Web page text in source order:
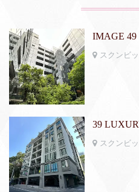
IMAGE 49
スクンビ
39
スクンビ